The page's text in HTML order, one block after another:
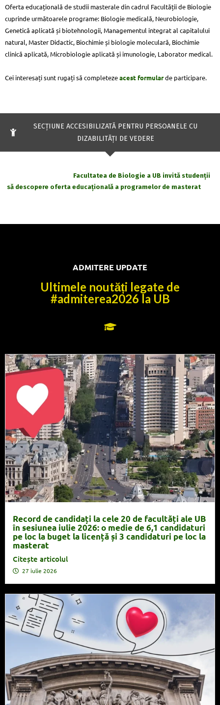
Oferta educațională de studii masterale din cadrul Facultății de Biologie
cuprinde următoarele programe: Biologie medicală, Neurobiologie,
Genetică aplicată și biotehnologii, Managementul integrat al capitalului
natural, Master Didactic, Biochimie și biologie moleculară, Biochimie
clinică aplicată, Microbiologie aplicată și imunologie, Laborator medical.
Cei interesați sunt rugați să completezeacest formularde participare.
SECŢIUNE ACCESIBILIZATĂ PENTRU PERSOANELE CU
DIZABILITĂŢI DE VEDERE
Facultatea de Biologie a UB invită studenții
să descopere oferta educațională a programelor de masterat
ADMITERE UPDATE
Ultimele noutăți legate de
#admiterea2026 la UB
Record de candidați la cele 20 de facultăți ale UB
în sesiunea iulie 2026: o medie de 6,1 candidaturi
pe loc la buget la licență și 3 candidaturi pe loc la
masterat
Citește articolul
27 iulie 2026